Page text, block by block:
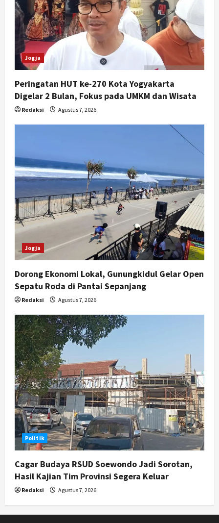
Jogja
Peringatan HUT ke-270 Kota Yogyakarta
Digelar 2 Bulan, Fokus pada UMKM dan Wisata
Redaksi Agustus 7, 2026
Jogja
Dorong Ekonomi Lokal, Gunungkidul Gelar Open
Sepatu Roda di Pantai Sepanjang
Redaksi Agustus 7, 2026
Politik
Cagar Budaya RSUD Soewondo Jadi Sorotan,
Hasil Kajian Tim Provinsi Segera Keluar
Redaksi Agustus 7, 2026